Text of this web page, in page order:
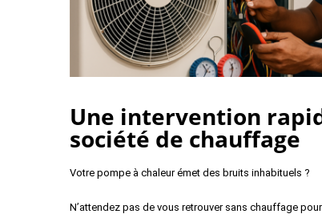
Une intervention
société de chauffage
Votre pompe à chaleur émet des bruits inhabituels ?
N’attendez pas de vous retrouver sans chauffage